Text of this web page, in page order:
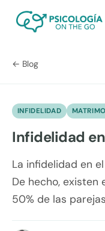
← Blog
INFIDELIDAD
Infidelidad
La infidelidad en
De hecho, existen
50% de las